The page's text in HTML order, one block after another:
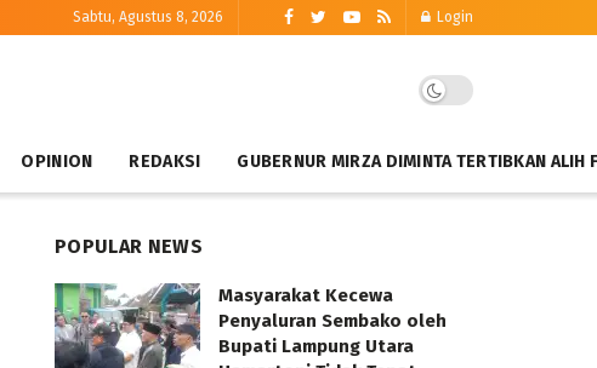
Sabtu, Agustus 8, 2026 Login
OPINION REDAKSI GUBERNUR MIRZA DIMINTA TERTIBKAN ALIH
POPULAR NEWS
Masyarakat Kecewa
Penyaluran Sembako oleh
Bupati Lampung Utara